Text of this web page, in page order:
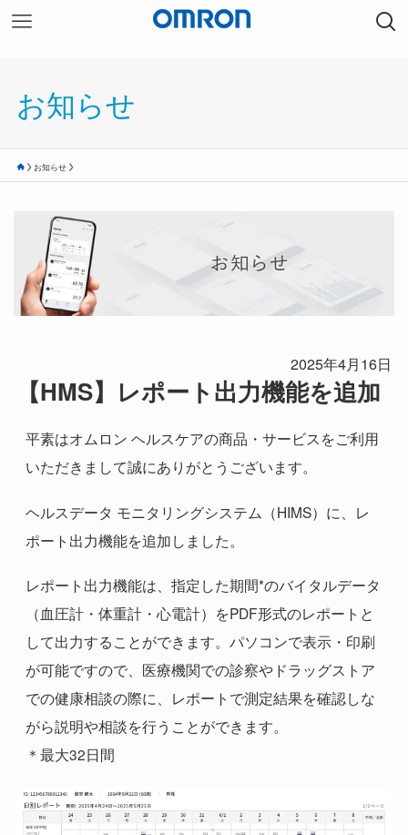
お知らせ
お知らせ
2025年4月16日
【HMS】レポート出力機能を追加
平素はオムロン ヘルスケアの商品・サービスをご利用
いただきまして誠にありがとうございます。
ヘルスデータ モニタリングシステム（HIMS）に、レ
ポート出力機能を追加しました。
レポート出力機能は、指定した期間*のバイタルデータ
（血圧計・体重計・心電計）をPDF形式のレポートと
して出力することができます。パソコンで表示・印刷
が可能ですので、医療機関での診察やドラッグストア
での健康相談の際に、レポートで測定結果を確認しな
がら説明や相談を行うことができます。
＊最大32日間